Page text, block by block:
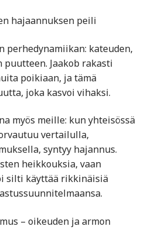
hajaannuksen peili
perhedynamiikan: kateuden,
Jaakob rakasti
poikiaan, ja tämä
joka kasvoi vihaksi.
myös meille: kun yhteisössä
vertailulla,
syntyy hajannus.
heikkouksia, vaan
silti käyttää rikkinäisiä
– oikeuden ja armon